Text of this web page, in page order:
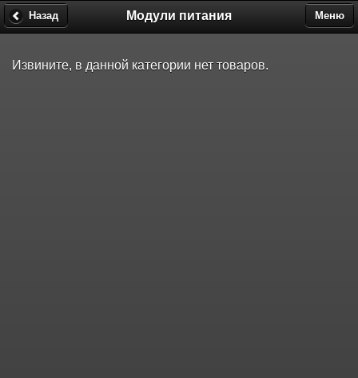
Модули питания
Назад Меню
Извините, в данной категории нет товаров.